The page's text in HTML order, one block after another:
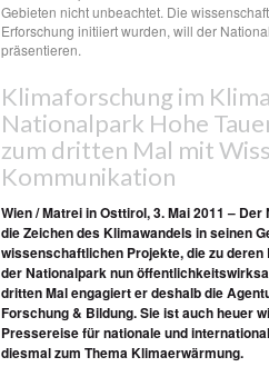
Gebieten nicht unbeachtet. Die
Erforschung initiiert wurden, will der
präsentieren.
Klimaforschung im
Nationalpark Hohe
zum dritten Mal mit
Kommunikation
Wien / Matrei in Osttirol, 3. Mai 2011 –
die Zeichen des Klimawandels in seinen
wissenschaftlichen Projekte, die zu
der Nationalpark nun
dritten Mal engagiert er deshalb die
Forschung & Bildung. Sie ist auch heuer
Pressereise für nationale und
diesmal zum Thema Klimaerwärmung.